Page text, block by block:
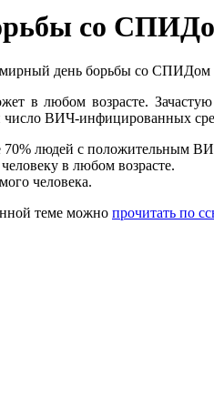
со
день борьбы со СПИДом
в любом возрасте.
число ВИЧ-инфицированных
70% людей с положительным
в любом возрасте.
человека.
теме можно прочитать по